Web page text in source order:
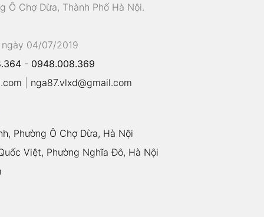
Ô Chợ Dừa, Thành Phố Hà Nội.
04/07/2019
- 0948.008.369
nga87.vlxd@gmail.com
Phường Ô Chợ Dừa, Hà Nội
Việt, Phường Nghĩa Đô, Hà Nội